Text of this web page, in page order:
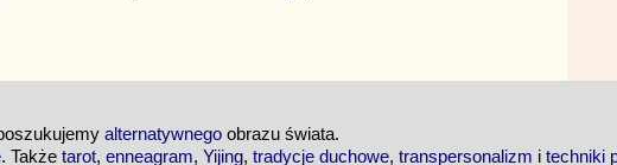
alternatywnego obrazu świata.
. Także tarot, enneagram, Yijing, tradycje duchowe, transpersonalizm i techniki